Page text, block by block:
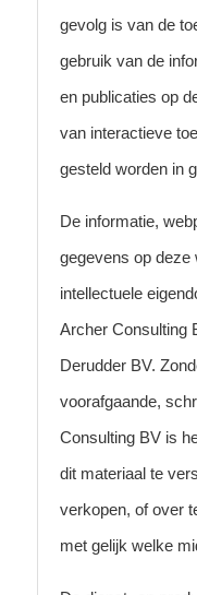
gevolg is van de
gebruik van de
en publicaties op
van interactieve
gesteld worden in
De informatie,
gegevens op deze
intellectuele
Archer Consulting
Derudder BV.
voorafgaande,
Consulting BV is
dit materiaal te
verkopen, of over
met gelijk welke